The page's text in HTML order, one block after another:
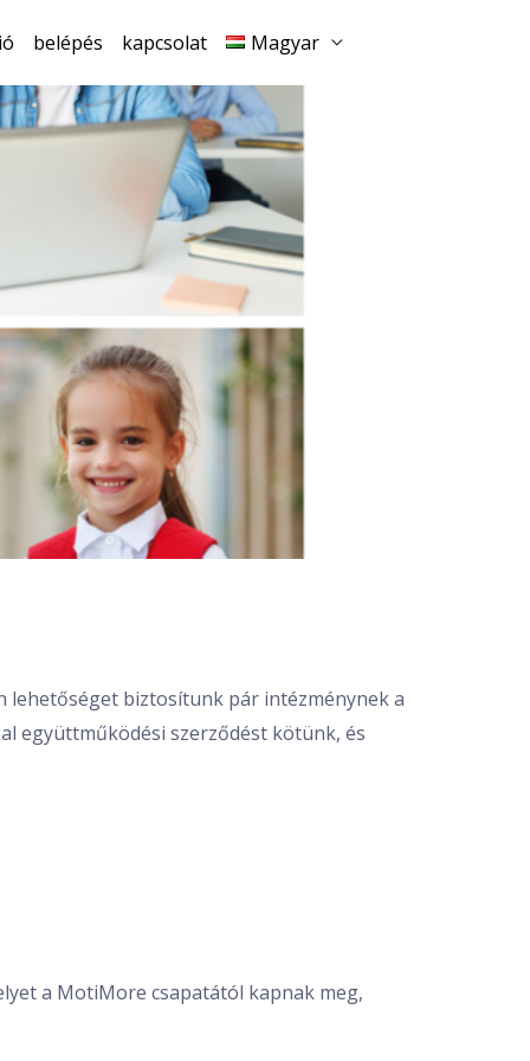
belépés kapcsolat Magyar
lehetőséget biztosítunk pár intézménynek a
együttműködési szerződést kötünk, és
a MotiMore csapatától kapnak meg,